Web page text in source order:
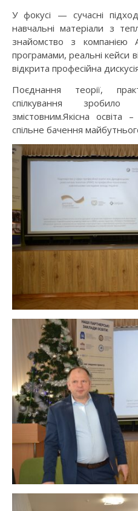
У фокусі — сучасні
навчальні матеріали з
знайомство з компанією
програмами, реальні кейси
відкрита професійна
Поєднання теорії,
спілкування
змістовним.Якісна освіта
спільне бачення